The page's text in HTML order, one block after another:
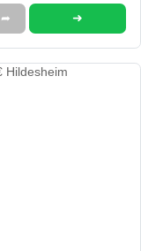
➦ ➜